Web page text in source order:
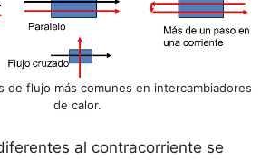
de flujo más comunes en intercambiadores
de calor.
al contracorriente se